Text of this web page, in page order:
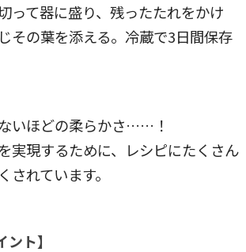
って器に盛り、残ったたれをかけ
その葉を添える。冷蔵で3日間保存
いほどの柔らかさ……！
実現するために、レシピにたくさん
されています。
ント】